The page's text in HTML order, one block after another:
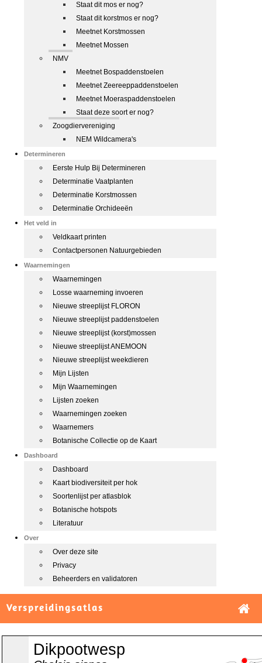
Staat dit mos er nog?
Staat dit korstmos er nog?
Meetnet Korstmossen
Meetnet Mossen
NMV
Meetnet Bospaddenstoelen
Meetnet Zeereeppaddenstoelen
Meetnet Moeraspaddenstoelen
Staat deze soort er nog?
Zoogdiervereniging
NEM Wildcamera's
Determineren
Eerste Hulp Bij Determineren
Determinatie Vaatplanten
Determinatie Korstmossen
Determinatie Orchideeën
Het veld in
Veldkaart printen
Contactpersonen Natuurgebieden
Waarnemingen
Waarnemingen
Losse waarneming invoeren
Nieuwe streeplijst FLORON
Nieuwe streeplijst paddenstoelen
Nieuwe streeplijst (korst)mossen
Nieuwe streeplijst ANEMOON
Nieuwe streeplijst weekdieren
Mijn Lijsten
Mijn Waarnemingen
Lijsten zoeken
Waarnemingen zoeken
Waarnemers
Botanische Collectie op de Kaart
Dashboard
Dashboard
Kaart biodiversiteit per hok
Soortenlijst per atlasblok
Botanische hotspots
Literatuur
Over
Over deze site
Privacy
Beheerders en validatoren
Verspreidingsatlas